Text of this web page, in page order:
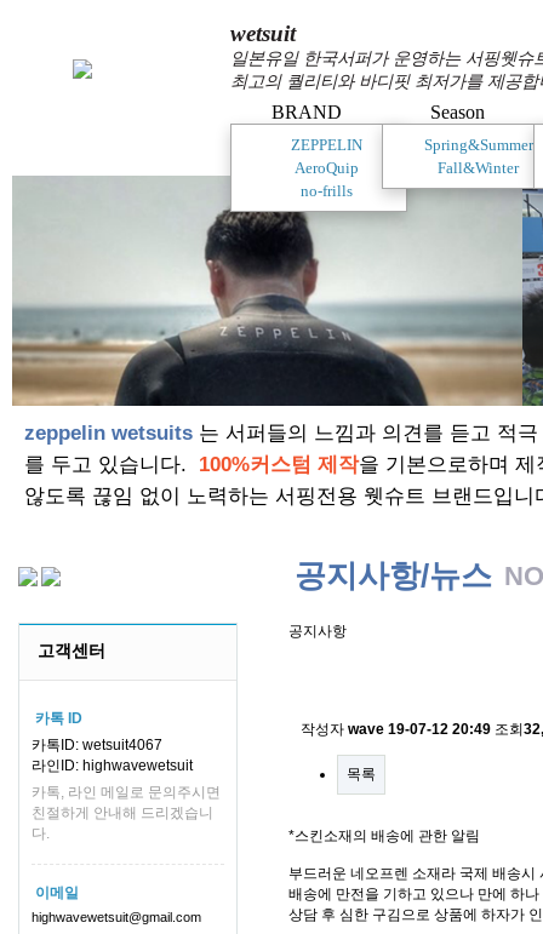
wetsuit
일본유일 한국서퍼가 운영하는 서핑웻
최고의 퀄리티와 바디핏 최저가를 제공합
BRAND
ZEPPELIN
AeroQuip
no-frills
Season
Spring&Summer
Fall&Winter
zeppelin wetsuits 는 서퍼들의 느낌과 의견를 듣고 적
를 두고 있습니다. 100%커스텀 제작을 기본으로하며
않도록 끊임 없이 노력하는 서핑전용 웻슈트 브랜드입니
고객센터
카톡 ID
카톡ID: wetsuit4067
라인ID: highwavewetsuit
카톡, 라인 메일로 문의주시면
친절하게 안내해 드리겠습니
다.
이메일
highwavewetsuit@gmail.com
공지사항/뉴스
공지사항
작성자 wave 19-07-12 20:49 조회
목록
*스킨소재의 배송에 관한 알림
부드러운 네오프렌 소재라 국제 배송
배송에 만전을 기하고 있으나 만에 하
상담 후 심한 구김으로 상품에 하자가